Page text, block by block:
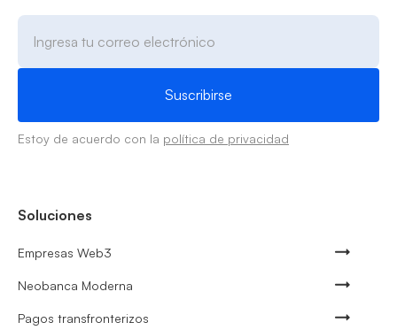
Estoy de acuerdo con la política de privacidad
Soluciones
Empresas Web3
Neobanca Moderna
Pagos transfronterizos